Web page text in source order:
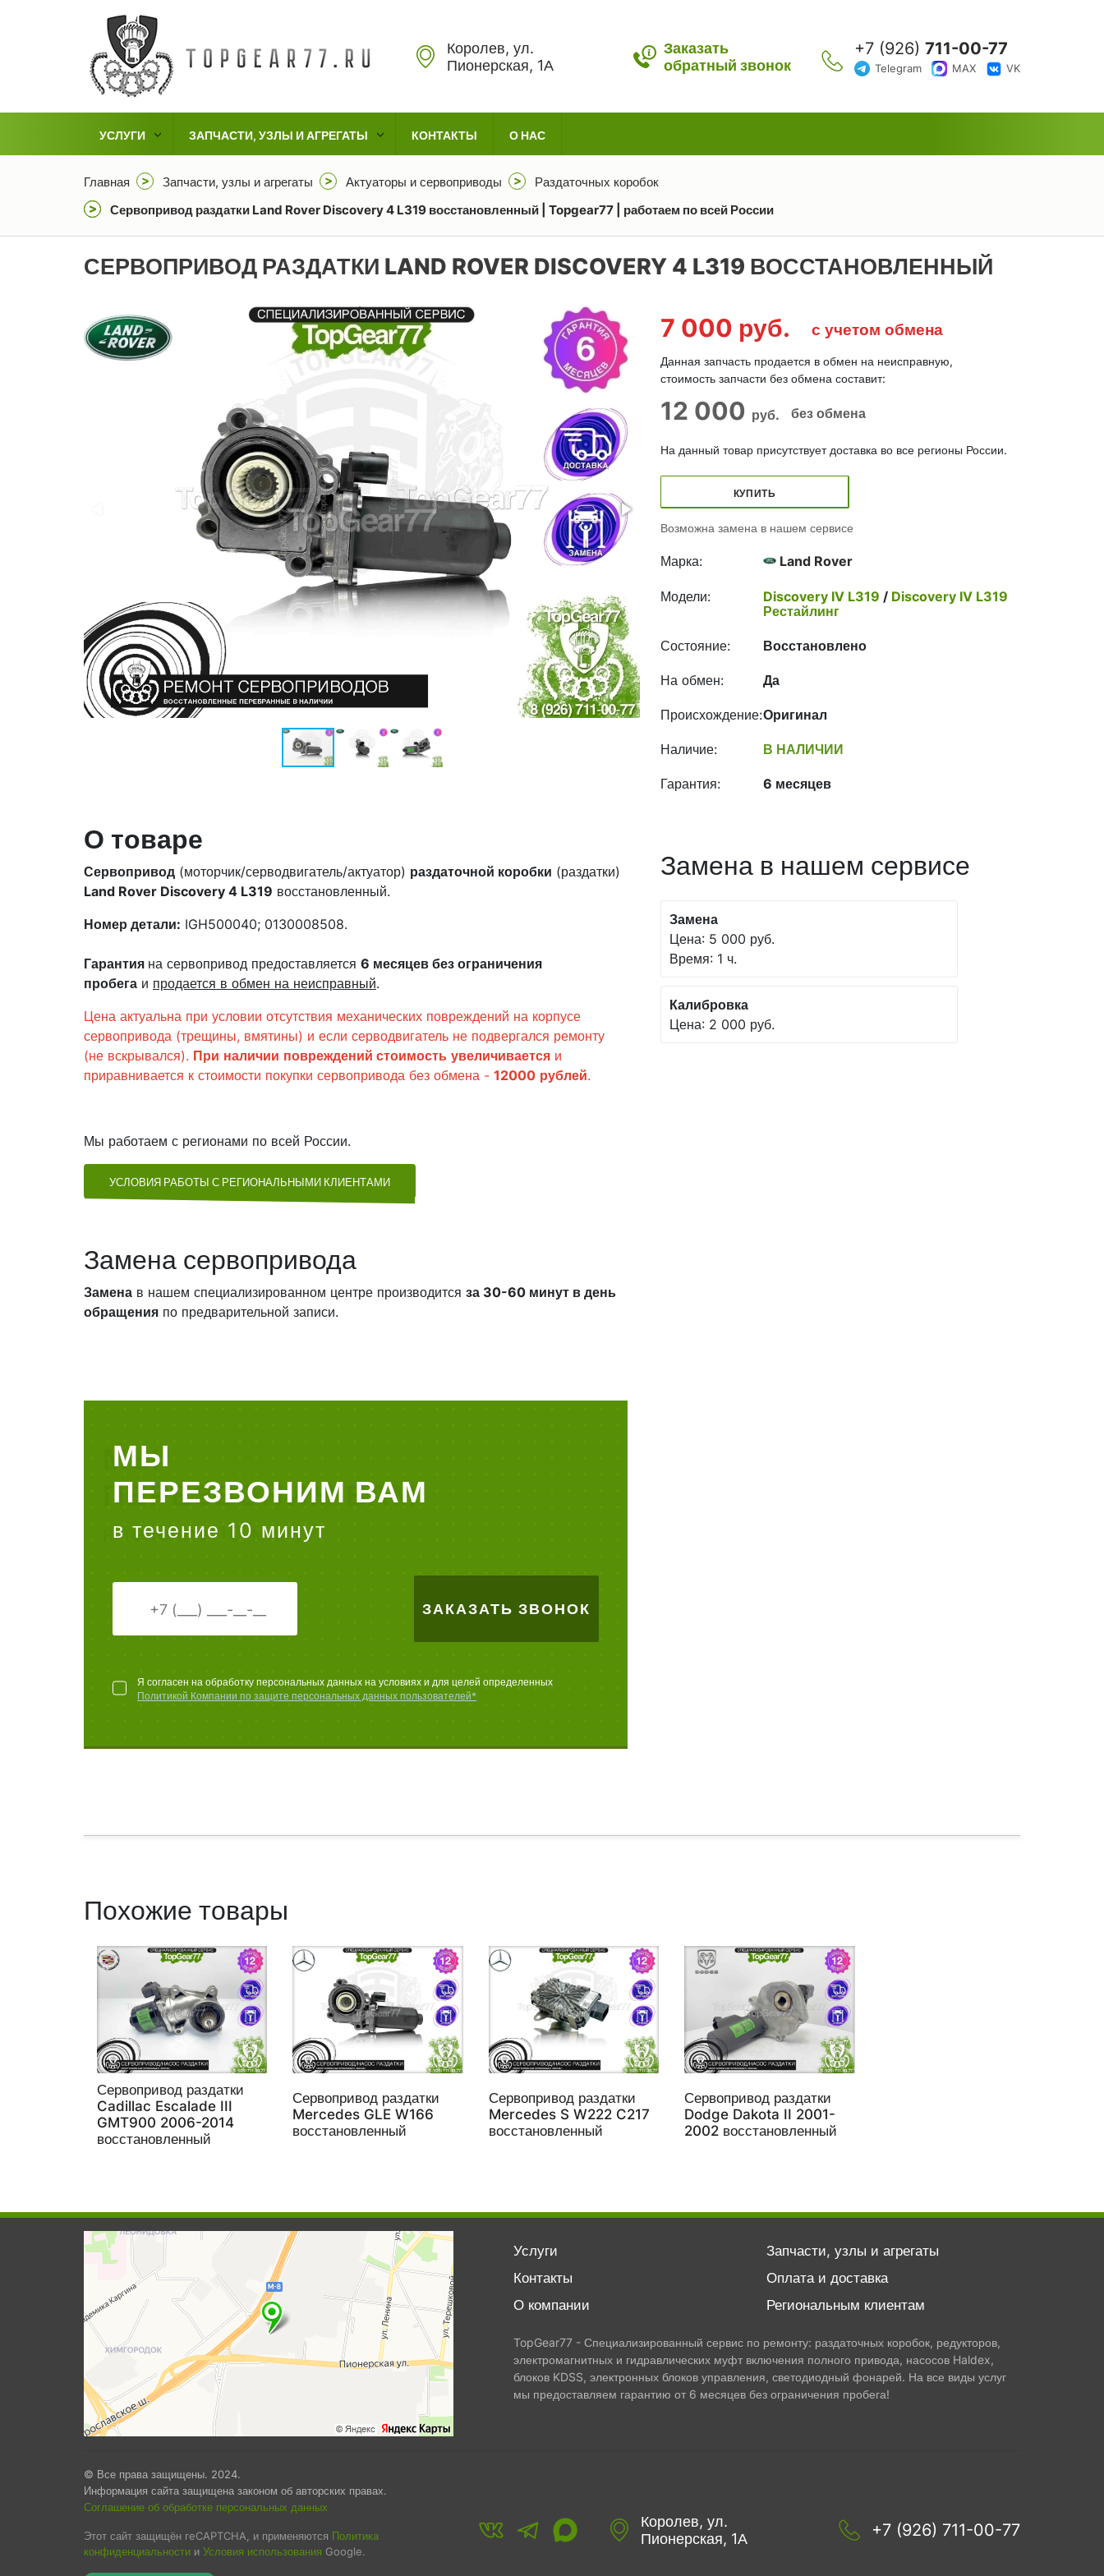
Королев, ул.
Пионерская, 1А
Заказать
обратный звонок
+7 (926) 711-00-77
Telegram MAX VK
УСЛУГИ ЗАПЧАСТИ, УЗЛЫ И АГРЕГАТЫ КОНТАКТЫ О НАС
Главная Запчасти, узлы и агрегаты Актуаторы и сервоприводы
Раздаточных коробок
Сервопривод раздатки Land Rover Discovery 4 L319 восстановленный | Topgear77 | работаем по всей России
СЕРВОПРИВОД РАЗДАТКИ LAND ROVER DISCOVERY 4 L319 ВОССТАНОВЛЕННЫЙ
7 000 руб. с учетом обмена
Данная запчасть продается в обмен на неисправную,
стоимость запчасти без обмена составит:
12 000 руб. без обмена
На данный товар присутствует доставка во все регионы России.
КУПИТЬ
Возможна замена в нашем сервисе
Марка: Land Rover
Модели: Discovery IV L319 / Discovery IV L319
Рестайлинг
Состояние: Восстановлено
На обмен: Да
Происхождение:Оригинал
Наличие: В НАЛИЧИИ
Гарантия: 6 месяцев
О товаре
Сервопривод (моторчик/серводвигатель/актуатор) раздаточной коробки (раздатки)
Land Rover Discovery 4 L319 восстановленный.
Номер детали: IGH500040; 0130008508.
Гарантия на сервопривод предоставляется 6 месяцев без ограничения
пробега и продается в обмен на неисправный.
Цена актуальна при условии отсутствия механических повреждений на корпусе
сервопривода (трещины, вмятины) и если серводвигатель не подвергался ремонту
(не вскрывался). При наличии повреждений стоимость увеличивается и
приравнивается к стоимости покупки сервопривода без обмена - 12000 рублей.
Мы работаем с регионами по всей России.
УСЛОВИЯ РАБОТЫ С РЕГИОНАЛЬНЫМИ КЛИЕНТАМИ
Замена сервопривода
Замена в нашем специализированном центре производится за 30-60 минут в день
обращения по предварительной записи.
МЫ
ПЕРЕЗВОНИМ ВАМ
в течение 10 минут
ЗАКАЗАТЬ ЗВОНОК
Я согласен на обработку персональных данных на условиях и для целей определенных
Политикой Компании по защите персональных данных пользователей*
Замена в нашем сервисе
Замена
Цена: 5 000 руб.
Время: 1 ч.
Калибровка
Цена: 2 000 руб.
Похожие товары
Сервопривод раздатки
Cadillac Escalade III
GMT900 2006-2014
восстановленный
Сервопривод раздатки
Mercedes GLE W166
восстановленный
Сервопривод раздатки
Mercedes S W222 C217
восстановленный
Сервопривод раздатки
Dodge Dakota II 2001-
2002 восстановленный
Услуги
Запчасти, узлы и агрегаты
Контакты
Оплата и доставка
О компании
Региональным клиентам
TopGear77 - Специализированный сервис по ремонту: раздаточных коробок, редукторов,
электромагнитных и гидравлических муфт включения полного привода, насосов Haldex,
блоков KDSS, электронных блоков управления, светодиодный фонарей. На все виды услуг
мы предоставляем гарантию от 6 месяцев без ограничения пробега!
© Все права защищены. 2024.
Информация сайта защищена законом об авторских правах.
Соглашение об обработке персональных данных
Этот сайт защищён reCAPTCHA, и применяются Политика
конфиденциальности и Условия использования Google.
Королев, ул.
Пионерская, 1А
+7 (926) 711-00-77